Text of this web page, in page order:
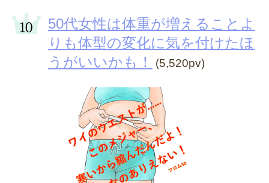
50代女性は体重が増えることよ
りも体型の変化に気を付けたほ
うがいいかも！
(5,520pv)